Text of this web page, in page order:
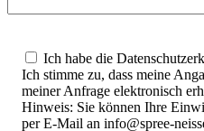
lasse
dieses
Feld
leer.
Ich habe die
Ich stimme zu, dass meine
meiner Anfrage elektronisch
Hinweis: Sie können Ihre
per E-Mail an info@spree-